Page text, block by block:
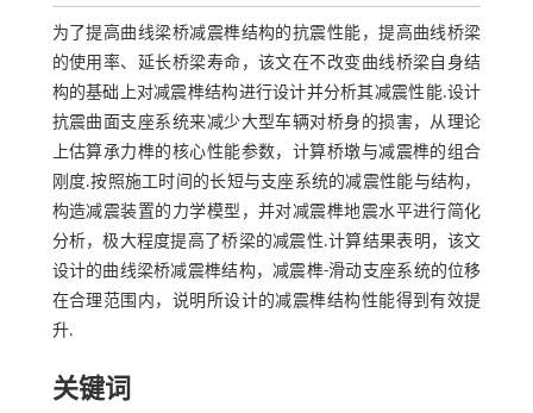
为了提高曲线梁桥减震榫结构的抗震性能，提高曲线桥梁
的使用率、延长桥梁寿命，该文在不改变曲线桥梁自身结
构的基础上对减震榫结构进行设计并分析其减震性能.设计
抗震曲面支座系统来减少大型车辆对桥身的损害，从理论
上估算承力榫的核心性能参数，计算桥墩与减震榫的组合
刚度.按照施工时间的长短与支座系统的减震性能与结构，
构造减震装置的力学模型，并对减震榫地震水平进行简化
分析，极大程度提高了桥梁的减震性.计算结果表明，该文
设计的曲线梁桥减震榫结构，减震榫-滑动支座系统的位移
在合理范围内，说明所设计的减震榫结构性能得到有效提
升.
关键词